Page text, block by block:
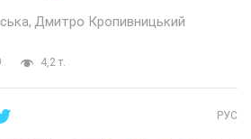
Дмитро Кропивницький
4,2 т.
РУС